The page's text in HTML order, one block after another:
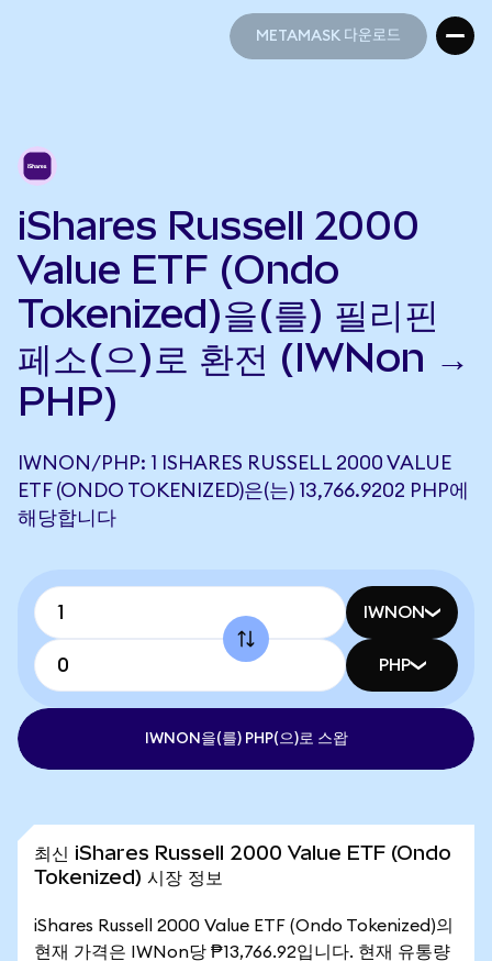
METAMASK 다운로드
iShares Russell 2000
Value ETF (Ondo
Tokenized)을(를) 필리핀
페소(으)로 환전 (IWNon →
PHP)
IWNON/PHP: 1 ISHARES RUSSELL 2000 VALUE
ETF (ONDO TOKENIZED)은(는) 13,766.9202 PHP에
해당합니다
IWNON
PHP
IWNON을(를) PHP(으)로 스왑
최신 iShares Russell 2000 Value ETF (Ondo
Tokenized) 시장 정보
iShares Russell 2000 Value ETF (Ondo Tokenized)의
현재 가격은 IWNon당 ₱13,766.92입니다. 현재 유통량